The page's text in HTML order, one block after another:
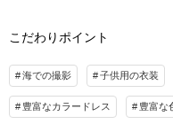
他お子様用品用意(詳細は公式HPプ
相談予約する
来店・オンライン
6.アップグレードブーケ
撮影料
こだわりポイント
海での撮影 子供用の衣装
豊富なカラードレス 豊富な